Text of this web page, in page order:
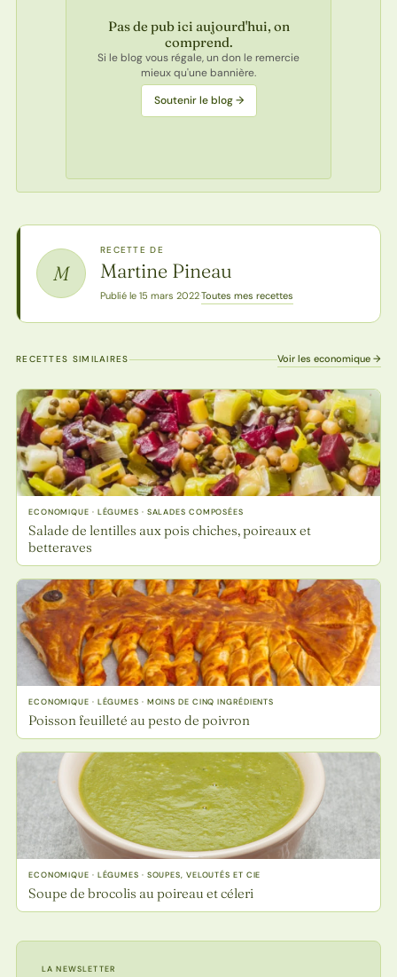
Pas de pub ici aujourd'hui, on
comprend.
Si le blog vous régale, un don le remercie
mieux qu'une bannière.
Soutenir le blog →
M
RECETTE DE
Martine Pineau
Publié le 15 mars 2022·Toutes mes recettes
RECETTES SIMILAIRES Voir les economique →
ECONOMIQUE · LÉGUMES · SALADES COMPOSÉES
Salade de lentilles aux pois chiches, poireaux et
betteraves
ECONOMIQUE · LÉGUMES · MOINS DE CINQ INGRÉDIENTS
Poisson feuilleté au pesto de poivron
ECONOMIQUE · LÉGUMES · SOUPES, VELOUTÉS ET CIE
Soupe de brocolis au poireau et céleri
LA NEWSLETTER